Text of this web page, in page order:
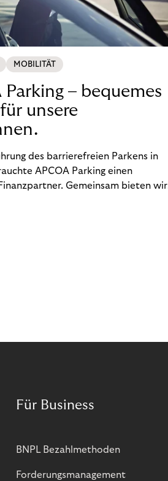
MOBILITÄT
Parking – bequemes
unsere
des barrierefreien Parkens in
APCOA Parking einen
Gemeinsam bieten wir
Für Business
BNPL Bezahlmethoden
Forderungsmanagement